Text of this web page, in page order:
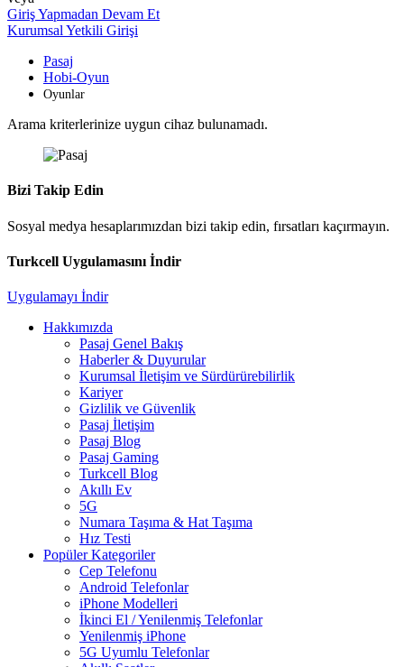
Giriş Yapmadan Devam Et
Kurumsal Yetkili Girişi
Pasaj
Hobi-Oyun
Oyunlar
Arama kriterlerinize uygun cihaz bulunamadı.
Bizi Takip Edin
Sosyal medya hesaplarımızdan bizi takip edin, fırsatları kaçırmayın.
Turkcell Uygulamasını İndir
Uygulamayı İndir
Hakkımızda
Pasaj Genel Bakış
Haberler & Duyurular
Kurumsal İletişim ve Sürdürürebilirlik
Kariyer
Gizlilik ve Güvenlik
Pasaj İletişim
Pasaj Blog
Pasaj Gaming
Turkcell Blog
Akıllı Ev
5G
Numara Taşıma & Hat Taşıma
Hız Testi
Popüler Kategoriler
Cep Telefonu
Android Telefonlar
iPhone Modelleri
İkinci El / Yenilenmiş Telefonlar
Yenilenmiş iPhone
5G Uyumlu Telefonlar